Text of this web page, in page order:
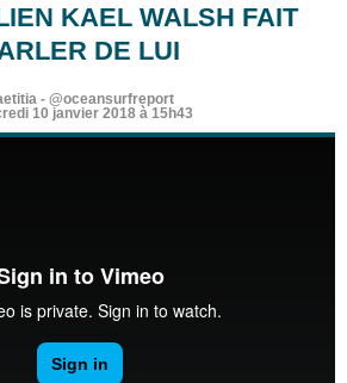
KAEL WALSH FAIT
DE LUI
- @oceansurfreport
10 janvier 2018 à 15h43